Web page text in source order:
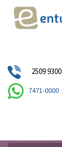
2509 9300
7471-0000